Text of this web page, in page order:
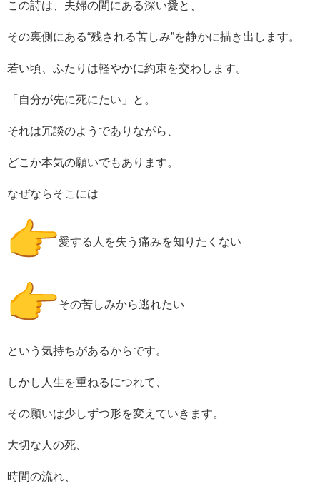
この詩は、夫婦の間にある深い愛と、
その裏側にある“残される苦しみ”を静かに描き出します。
若い頃、ふたりは軽やかに約束を交わします。
「自分が先に死にたい」と。
それは冗談のようでありながら、
どこか本気の願いでもあります。
なぜならそこには
愛する人を失う痛みを知りたくない
その苦しみから逃れたい
という気持ちがあるからです。
しかし人生を重ねるにつれて、
その願いは少しずつ形を変えていきます。
大切な人の死、
時間の流れ、